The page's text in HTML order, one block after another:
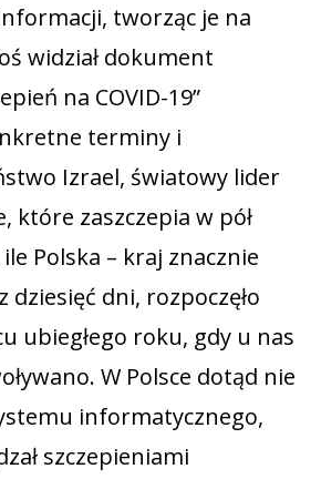
tworząc je na
widział dokument
na COVID-19”
terminy i
Izrael, światowy lider
które zaszczepia w pół
Polska – kraj znacznie
dziesięć dni, rozpoczęło
ubiegłego roku, gdy u nas
W Polsce dotąd nie
informatycznego,
szczepieniami